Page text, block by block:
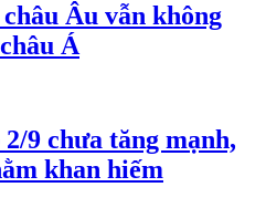
Âu vẫn không
Á
9 chưa tăng mạnh,
khan hiếm